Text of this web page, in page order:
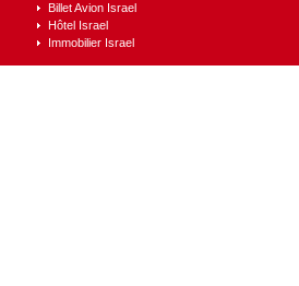
Billet Avion Israel
Hôtel Israel
Immobilier Israel